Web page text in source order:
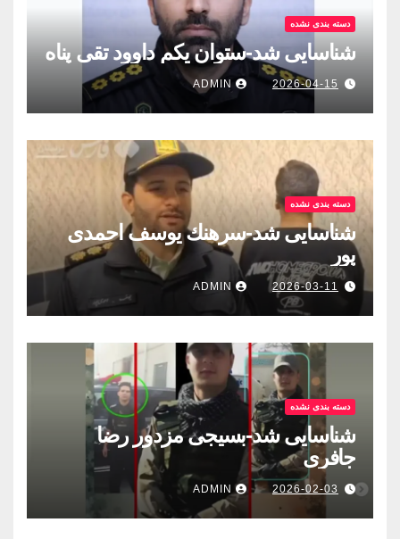
دسته بندی نشده
شناسایی شد-ستوان یکم داوود تقی پناه
2026-04-15
ADMIN
دسته بندی نشده
شناسایی شد-سرهنك يوسف احمدى
پور
2026-03-11
ADMIN
دسته بندی نشده
شناسایی شد-بسيجى مزدور رضا
جافری
2026-02-03
ADMIN